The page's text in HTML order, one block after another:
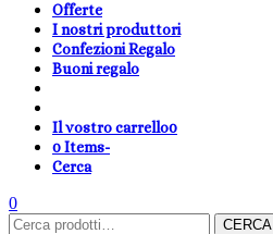
Offerte
I nostri produttori
Confezioni Regalo
Buoni regalo
Il vostro carrello0
0 Items-
Cerca
0shopping-
basket
Area
Clienti
search
cambia
lingua
Carrello
Cerca: CERCA